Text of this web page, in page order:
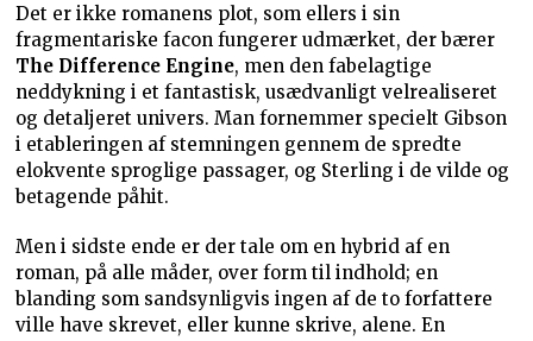
Det er ikke romanens plot, som ellers i sin
fragmentariske facon fungerer udmærket, der bærer
The Difference Engine, men den fabelagtige
neddykning i et fantastisk, usædvanligt velrealiseret
og detaljeret univers. Man fornemmer specielt Gibson
i etableringen af stemningen gennem de spredte
elokvente sproglige passager, og Sterling i de vilde og
betagende påhit.
Men i sidste ende er der tale om en hybrid af en
roman, på alle måder, over form til indhold; en
blanding som sandsynligvis ingen af de to forfattere
ville have skrevet, eller kunne skrive, alene. En